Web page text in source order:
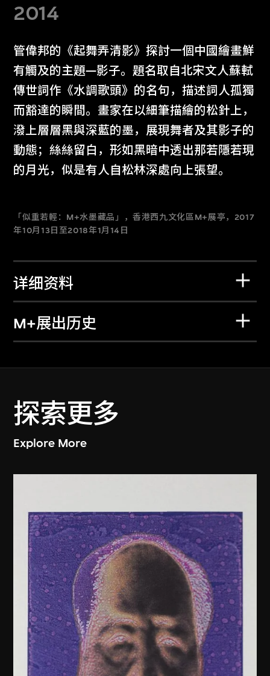
2014
管偉邦的《起舞弄清影》探討一個中國繪畫鮮
有觸及的主題—影子。題名取自北宋文人蘇軾
傳世詞作《水調歌頭》的名句，描述詞人孤獨
而豁達的瞬間。畫家在以細筆描繪的松針上，
潑上層層黑與深藍的墨，展現舞者及其影子的
動態；絲絲留白，形如黑暗中透出那若隱若現
的月光，似是有人自松林深處向上張望。
「似重若輕：M+水墨藏品」，香港西九文化區M+展亭，2017
年10月13日至2018年1月14日
详细资料
M+展出历史
探索更多
Explore More